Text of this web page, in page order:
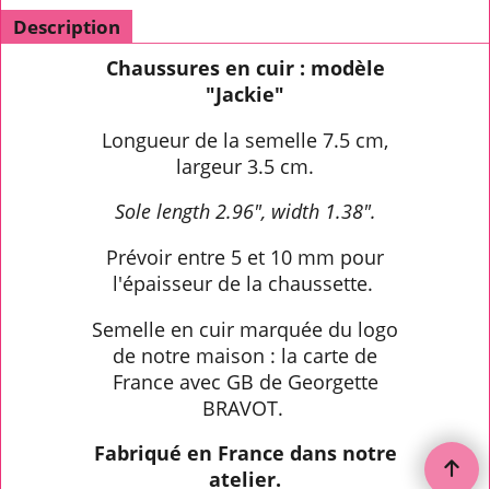
Description
Chaussures en cuir : modèle
"Jackie"
Longueur de la semelle 7.5 cm,
largeur 3.5 cm.
Sole length 2.96", width 1.38".
Prévoir entre 5 et 10 mm pour
l'épaisseur de la chaussette.
Semelle en cuir marquée du logo
de notre maison : la carte de
France avec GB de Georgette
BRAVOT.
Fabriqué en France dans notre
atelier.